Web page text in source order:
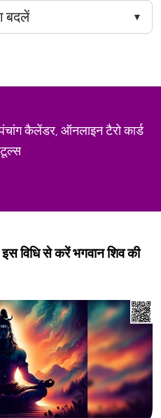
कैलेंडर, ऑनलाइन टैरो कार्ड
विधि से करें भगवान शिव की